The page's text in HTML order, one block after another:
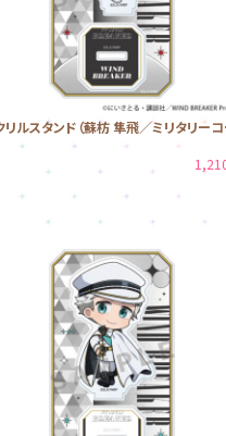
リルスタンド（蘇枋 隼飛／ミリタリー